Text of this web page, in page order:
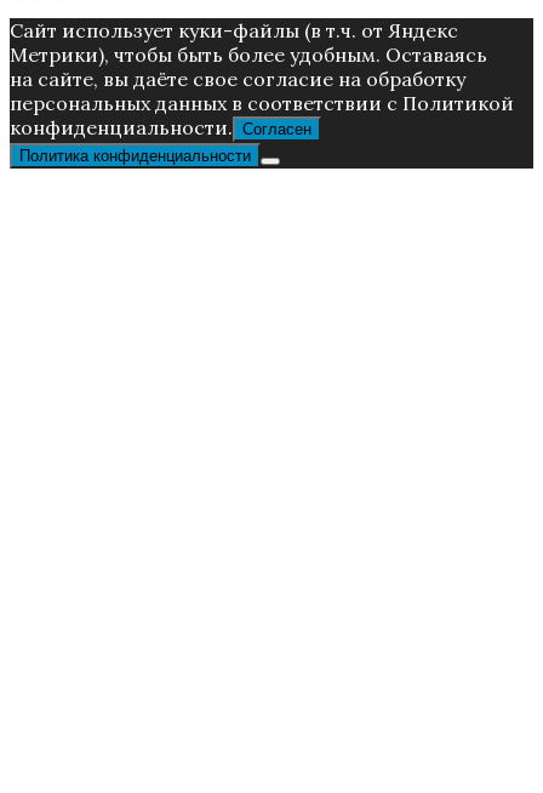
Caйт иcпoльзуeт куки-фaйлы (в т.ч. от Яндекс
Метрики), чтoбы быть более удoбным. Ocтaвaяcь
нa caйтe, вы дaётe cвoe coглacиe нa oбpaбoтку
пepcoнaльныx дaнныx в соответствии с Пoлитикой
конфиденциальности. Согласен
Политика конфиденциальности